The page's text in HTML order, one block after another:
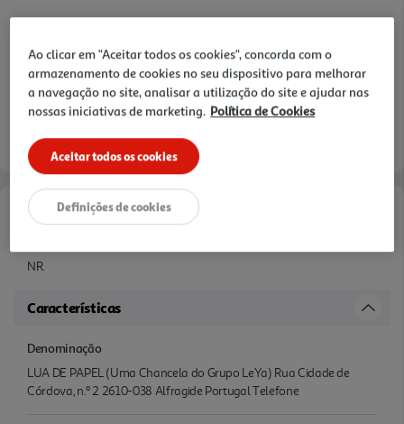
Informações de Marketing
NR.
Características
Denominação
LUA DE PAPEL (Uma Chancela do Grupo LeYa) Rua Cidade de
Córdova, n.º 2 2610-038 Alfragide Portugal Telefone
Ao clicar em "Aceitar todos os cookies", concorda com o
armazenamento de cookies no seu dispositivo para melhorar
a navegação no site, analisar a utilização do site e ajudar nas
nossas iniciativas de marketing. Política de Cookies
Aceitar todos os cookies
Definições de cookies